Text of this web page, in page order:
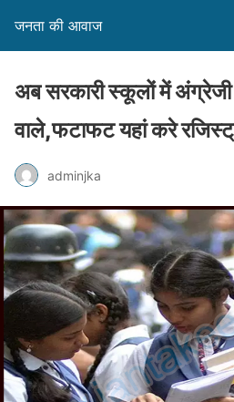
जनता की आवाज
अब सरकारी स्कूलों में अंग्रेजी
वाले,फटाफट यहां करे
adminjka